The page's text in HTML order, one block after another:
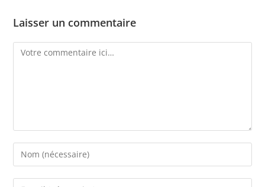
Laisser un commentaire